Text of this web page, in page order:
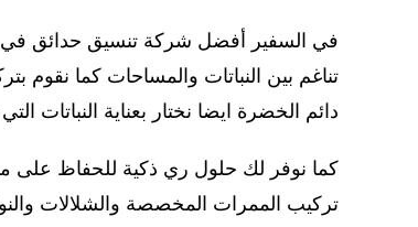
في السفير أفضل شركة تنسيق حدائق في
تناغم بين النباتات والمساحات كما
دائم الخضرة ايضا نختار بعناية
كما نوفر لك حلول ري ذكية للحفاظ على
تركيب الممرات المخصصة والشلالات